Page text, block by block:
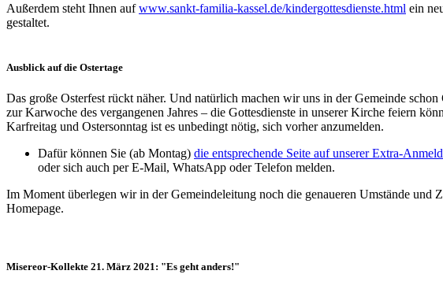
Außerdem steht Ihnen aufwww.sankt-familia-kassel.de/kindergottesdienste.html ein
gestaltet.
Ausblick auf die Ostertage
Das große Osterfest rückt näher. Und natürlich machen wir uns in der Gemeinde
zur Karwoche des vergangenen Jahres – die Gottesdienste in unserer Kirche feiern
Karfreitag und Ostersonntag ist es unbedingt nötig, sich vorher anzumelden.
Dafür können Sie (ab Montag) die entsprechende Seite auf unserer Extra-
oder sich auch per E-Mail, WhatsApp oder Telefon melden.
Im Moment überlegen wir in der Gemeindeleitung noch die genaueren Umstände
Homepage.
Misereor-Kollekte 21. März 2021: "Es geht anders!"